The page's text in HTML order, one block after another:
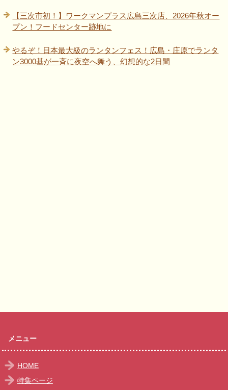
【三次市初！】ワークマンプラス広島三次店、2026年秋オー
プン！フードセンター跡地に
やるぞ！日本最大級のランタンフェス！広島・庄原でランタ
ン3000基が一斉に夜空へ舞う、幻想的な2日間
メニュー
HOME
特集ページ